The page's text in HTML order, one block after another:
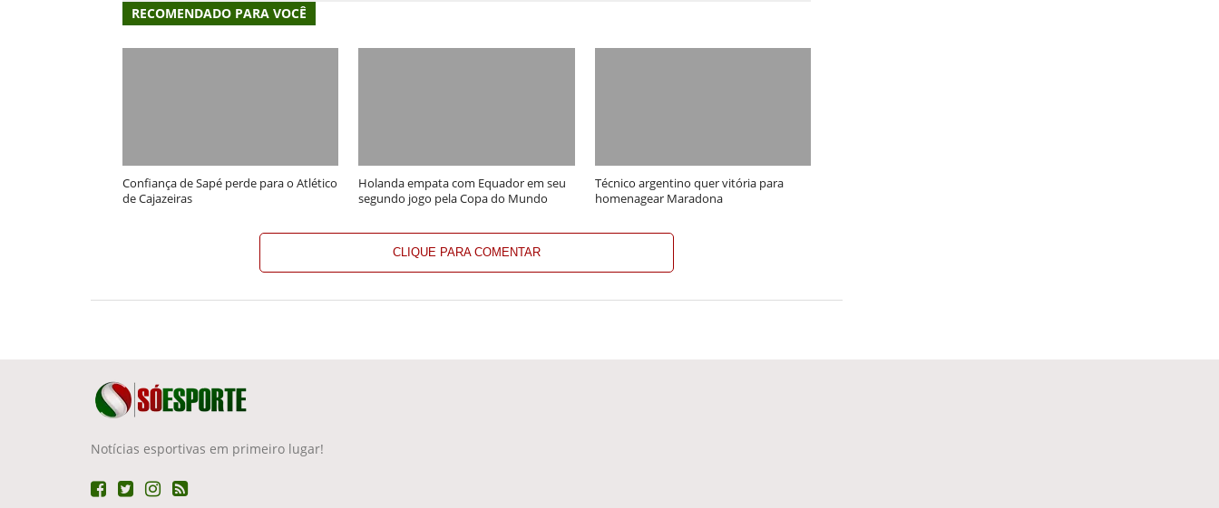
RECOMENDADO PARA VOCÊ
Confiança de Sapé perde para o Atlético
de Cajazeiras
Holanda empata com Equador em seu
segundo jogo pela Copa do Mundo
Técnico argentino quer vitória para
homenagear Maradona
CLIQUE PARA COMENTAR
Notícias esportivas em primeiro lugar!